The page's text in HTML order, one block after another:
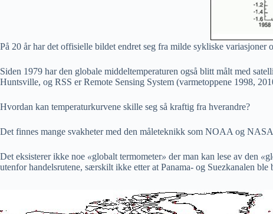
På 20 år har det offisielle bildet endret seg fra milde sykliske
Siden 1979 har den globale middeltemperaturen også blitt målt med
Huntsville, og RSS er Remote Sensing System (varmetoppene 1998,
Hvordan kan temperaturkurvene skille seg så kraftig fra hverandre?
Det finnes mange svakheter med den måleteknikk som NOAA og
Det eksisterer ikke noe «globalt termometer» der man kan lese av den «
utenfor handelsrutene, særskilt ikke etter at Panama- og Suezkanalen ble